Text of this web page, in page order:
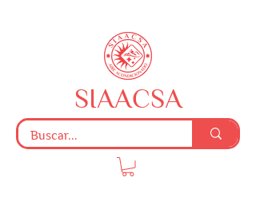
SIAACSA